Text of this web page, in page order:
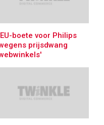
boete voor Philips
prijsdwang